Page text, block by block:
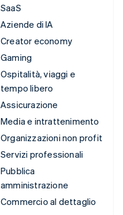
SaaS
Aziende di IA
Creator economy
Gaming
Ospitalità, viaggi e
tempo libero
Assicurazione
Media e intrattenimento
Organizzazioni non profit
Servizi professionali
Pubblica
amministrazione
Commercio al dettaglio